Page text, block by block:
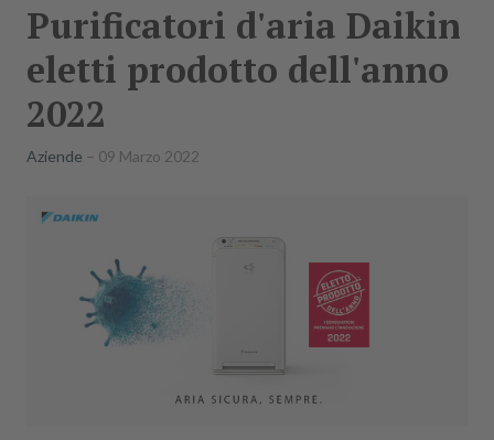
Purificatori d'aria Daikin
eletti prodotto dell'anno
2022
Aziende 09 Marzo 2022